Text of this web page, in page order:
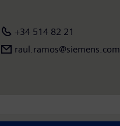
+34 514 82 21
raul.ramos@siemens.com